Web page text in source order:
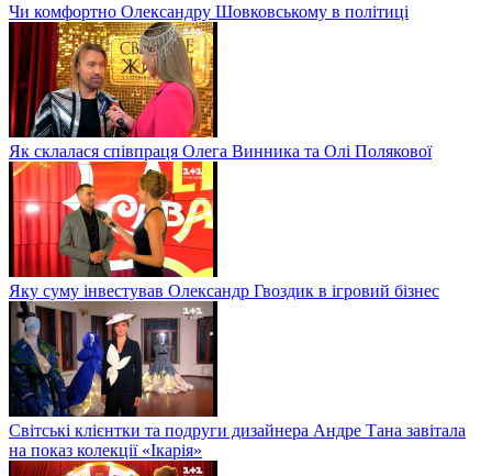
Чи комфортно Олександру Шовковському в політиці
Як склалася співпраця Олега Винника та Олі Полякової
Яку суму інвестував Олександр Гвоздик в ігровий бізнес
Світські клієнтки та подруги дизайнера Андре Тана завітала
на показ колекції «Ікарія»